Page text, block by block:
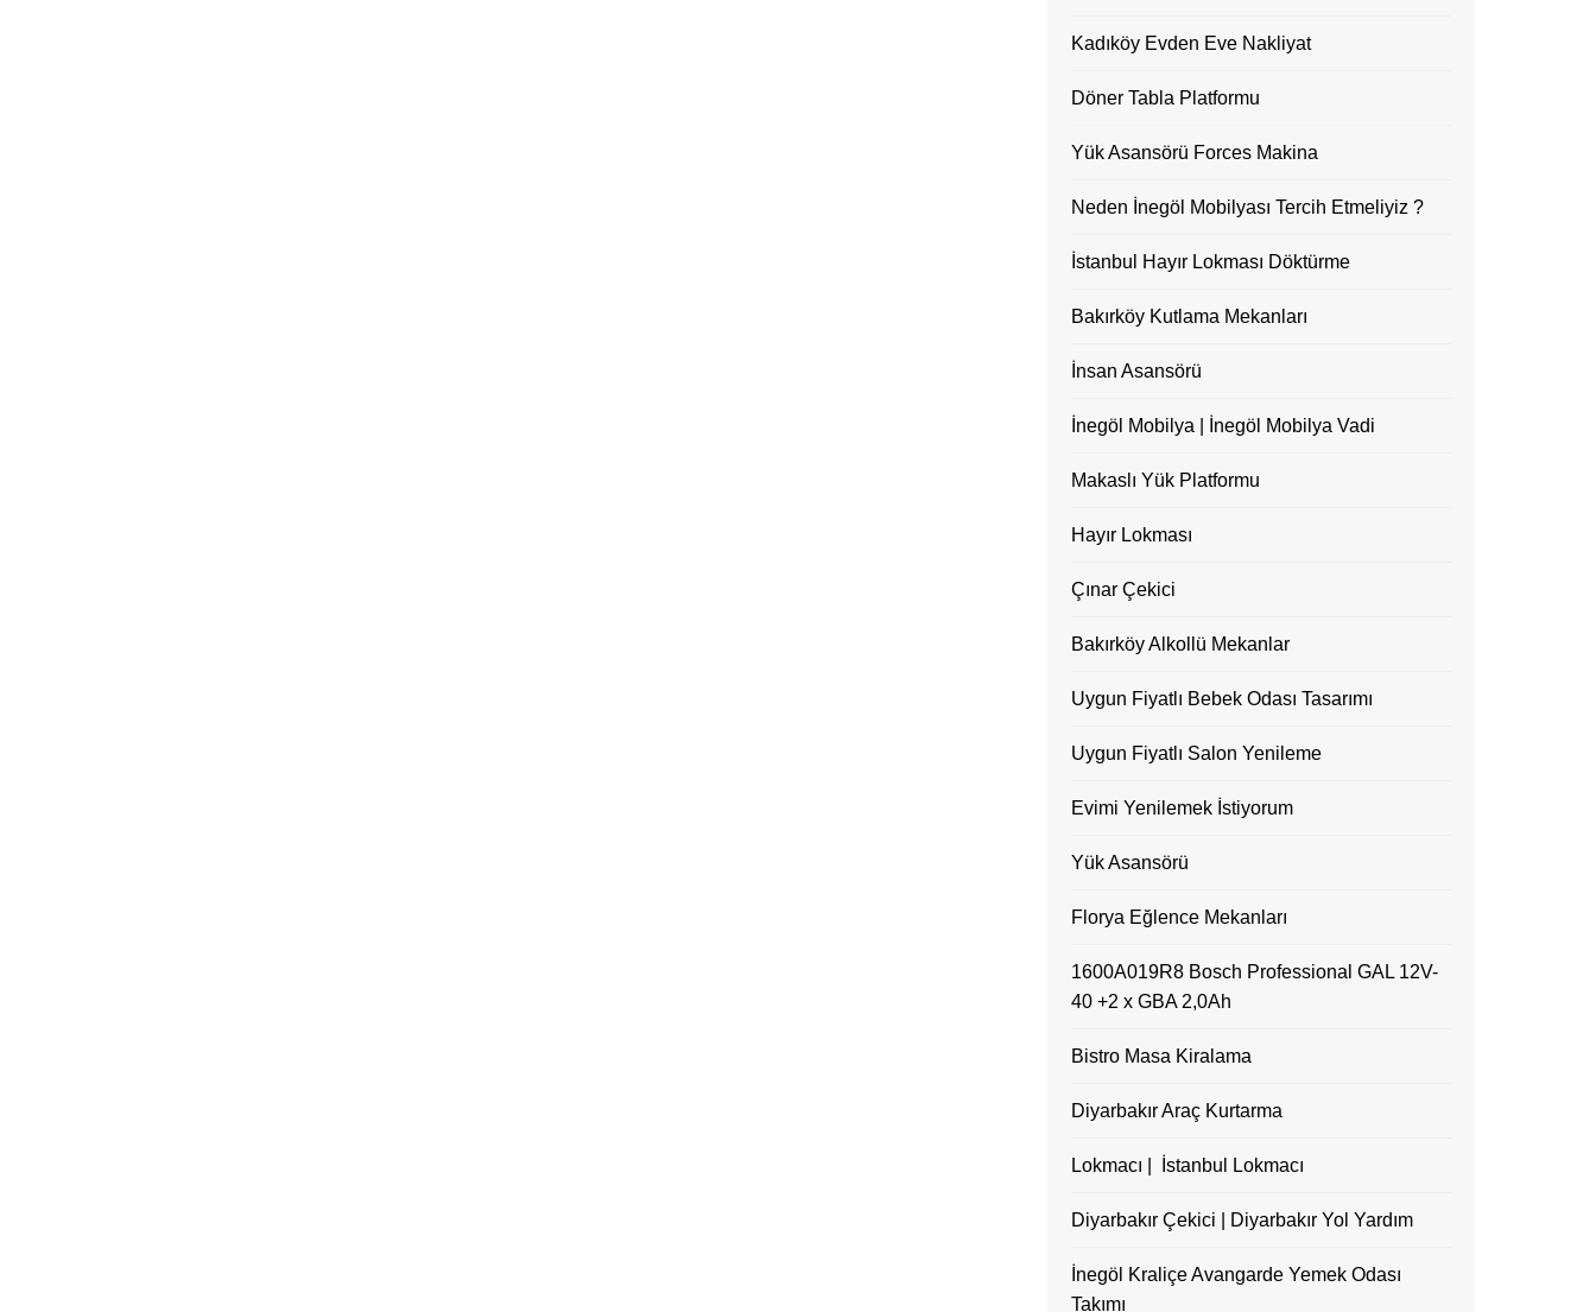
Kadıköy Evden Eve Nakliyat
Döner Tabla Platformu
Yük Asansörü Forces Makina
Neden İnegöl Mobilyası Tercih Etmeliyiz ?
İstanbul Hayır Lokması Döktürme
Bakırköy Kutlama Mekanları
İnsan Asansörü
İnegöl Mobilya | İnegöl Mobilya Vadi
Makaslı Yük Platformu
Hayır Lokması
Çınar Çekici
Bakırköy Alkollü Mekanlar
Uygun Fiyatlı Bebek Odası Tasarımı
Uygun Fiyatlı Salon Yenileme
Evimi Yenilemek İstiyorum
Yük Asansörü
Florya Eğlence Mekanları
1600A019R8 Bosch Professional GAL 12V-
40 +2 x GBA 2,0Ah
Bistro Masa Kiralama
Diyarbakır Araç Kurtarma
Lokmacı | İstanbul Lokmacı
Diyarbakır Çekici | Diyarbakır Yol Yardım
İnegöl Kraliçe Avangarde Yemek Odası
Takımı